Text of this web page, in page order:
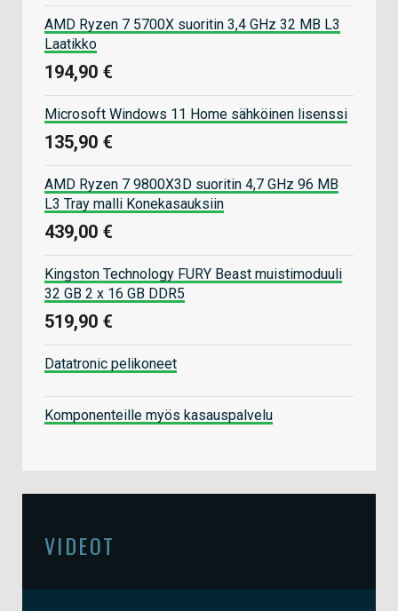
AMD Ryzen 7 5700X suoritin 3,4 GHz 32 MB L3
Laatikko
194,90 €
Microsoft Windows 11 Home sähköinen lisenssi
135,90 €
AMD Ryzen 7 9800X3D suoritin 4,7 GHz 96 MB
L3 Tray malli Konekasauksiin
439,00 €
Kingston Technology FURY Beast muistimoduuli
32 GB 2 x 16 GB DDR5
519,90 €
Datatronic pelikoneet
Komponenteille myös kasauspalvelu
VIDEOT